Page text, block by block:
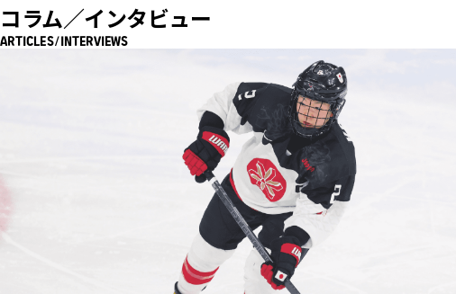
コラム／インタビュー
ARTICLES/INTERVIEWS